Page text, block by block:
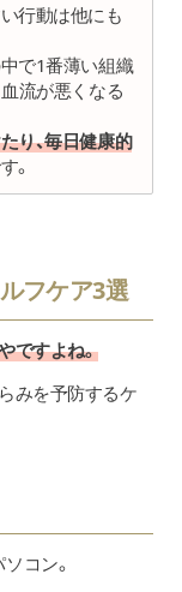
行動は他にも
で1番薄い組織
流が悪くなる
り、毎日健康的
。
フケア3選
ですよね。
みを予防するケ
コン。